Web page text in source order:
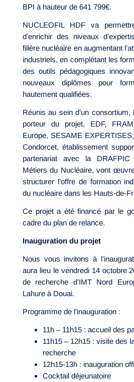
BPI à hauteur de 641 799€.
NUCLEOFIL HDF va
d’enrichir des niveaux
filière nucléaire en augmentant
industriels, en complétant les
des outils pédagogiques
nouveaux diplômes pour
hautement qualifiées.
Réunis au sein d’un
porteur du projet, EDF,
Europe, SESAME
Condorcet, établissement
partenariat avec la DRAFPIC
Métiers du Nucléaire, vont
structurer l’offre de formation
du nucléaire dans les Hauts-de-
Ce projet a été financé par le
cadre du plan de relance.
Inauguration du projet
Nous vous invitons à
aura lieu le vendredi 14 octobre
de recherche d’IMT Nord
Lahure à Douai.
Programme de l’inauguration :
11h – 11h15 : accueil des
11h15 – 12h15 : visite des
recherche
12h15-13h : inauguration
Cocktail déjeunatoire